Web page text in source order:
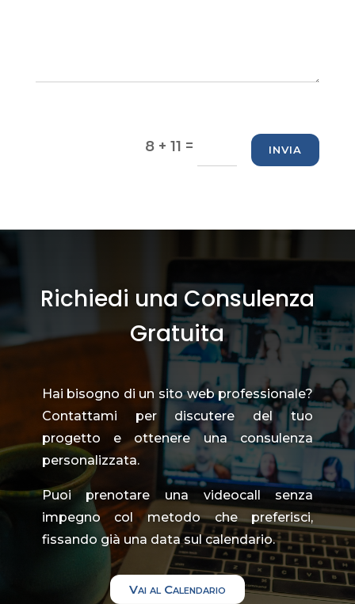
8 + 11 = INVIA
Richiedi una Consulenza
Gratuita
Hai bisogno di un sito web professionale?
Contattami per discutere del tuo
progetto e ottenere una consulenza
personalizzata.
Puoi prenotare una videocall senza
impegno col metodo che preferisci,
fissando già una data sul calendario.
Vai al Calendario